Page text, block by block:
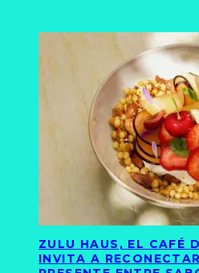
ZULU HAUS, EL CAFÉ
INVITA A